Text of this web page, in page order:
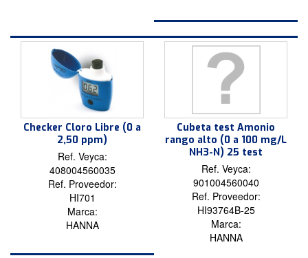
Checker Cloro Libre (0 a
2,50 ppm)
Ref. Veyca:
408004560035
Ref. Proveedor:
HI701
Marca:
HANNA
Cubeta test Amonio
rango alto (0 a 100 mg/L
NH3-N) 25 test
Ref. Veyca:
901004560040
Ref. Proveedor:
HI93764B-25
Marca:
HANNA